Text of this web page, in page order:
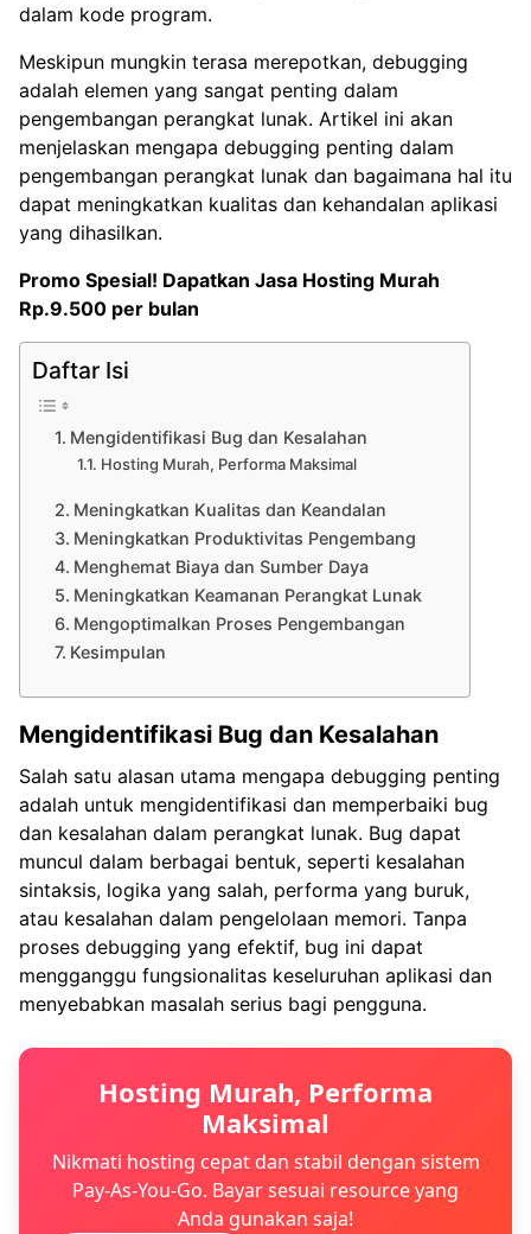
dalam kode program.
Meskipun mungkin terasa merepotkan, debugging
adalah elemen yang sangat penting dalam
pengembangan perangkat lunak. Artikel ini akan
menjelaskan mengapa debugging penting dalam
pengembangan perangkat lunak dan bagaimana hal itu
dapat meningkatkan kualitas dan kehandalan aplikasi
yang dihasilkan.
Promo Spesial! Dapatkan Jasa Hosting Murah
Rp.9.500 per bulan
Daftar Isi
Mengidentifikasi Bug dan Kesalahan
Hosting Murah, Performa Maksimal
Meningkatkan Kualitas dan Keandalan
Meningkatkan Produktivitas Pengembang
Menghemat Biaya dan Sumber Daya
Meningkatkan Keamanan Perangkat Lunak
Mengoptimalkan Proses Pengembangan
Kesimpulan
Mengidentifikasi Bug dan Kesalahan
Salah satu alasan utama mengapa debugging penting
adalah untuk mengidentifikasi dan memperbaiki bug
dan kesalahan dalam perangkat lunak. Bug dapat
muncul dalam berbagai bentuk, seperti kesalahan
sintaksis, logika yang salah, performa yang buruk,
atau kesalahan dalam pengelolaan memori. Tanpa
proses debugging yang efektif, bug ini dapat
mengganggu fungsionalitas keseluruhan aplikasi dan
menyebabkan masalah serius bagi pengguna.
Hosting Murah, Performa
Maksimal
Nikmati hosting cepat dan stabil dengan sistem
Pay-As-You-Go. Bayar sesuai resource yang
Anda gunakan saja!